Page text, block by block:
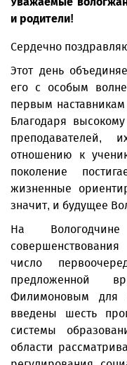
и родители!
Сердечно
Этот день
его с особым
первым
Благодаря
преподавателей,
отношению к
поколение
жизненные
значит, и будущее
На
число
предложенной
Филимоновым для
введены шесть
системы
области